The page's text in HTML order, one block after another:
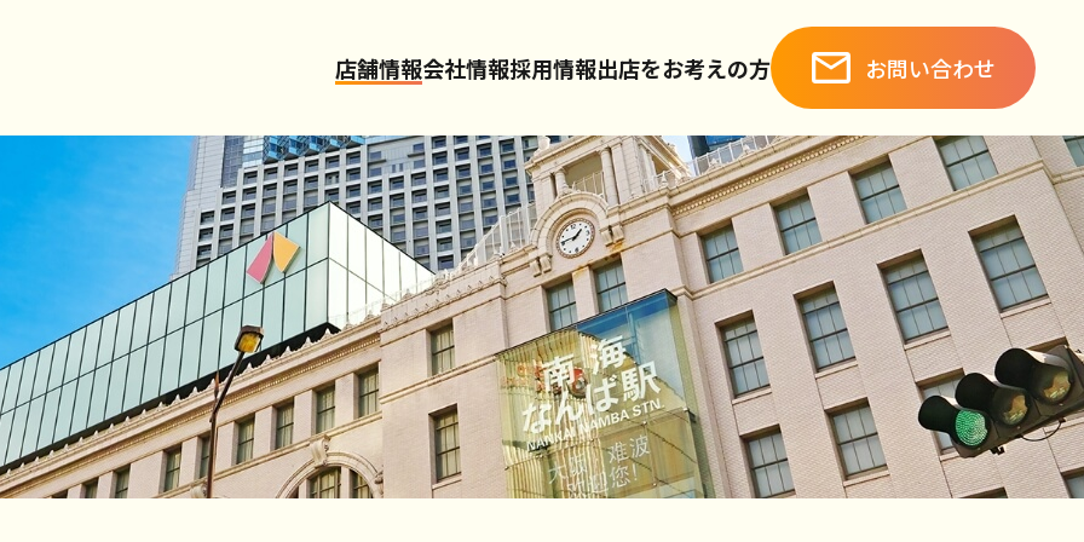
店舗情報会社情報採用情報出店をお考えの方 お問い合わせ